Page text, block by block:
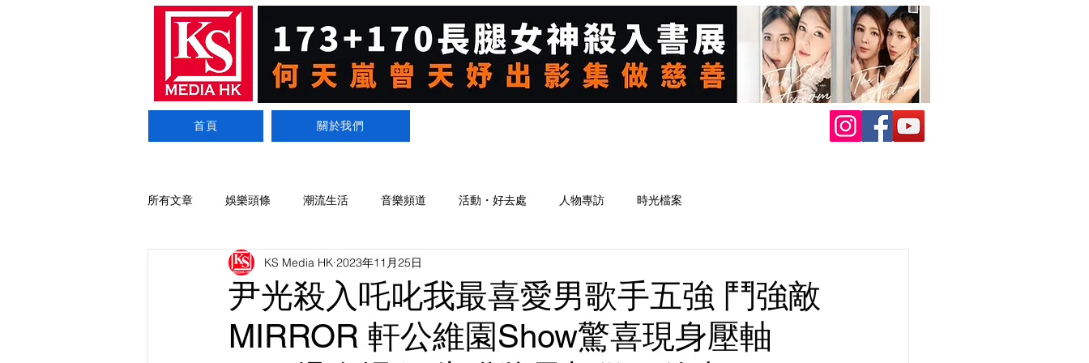
首頁 關於我們
所有文章 娛樂頭條 潮流生活 音樂頻道 活動・好去處 人物專訪 時光檔案
尹光殺入吒叱我最喜愛男歌手五強 鬥強敵
MIRROR 軒公維園Show驚喜現身壓軸
KS Media HK 2023年11月25日